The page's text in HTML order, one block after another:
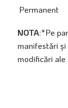
Permanent
NOTA:*Pe
manifestări
modificări ale